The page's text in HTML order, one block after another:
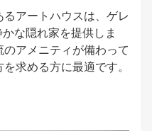
アートハウスは、ゲレ
な隠れ家を提供しま
アメニティが備わって
求める方に最適です。